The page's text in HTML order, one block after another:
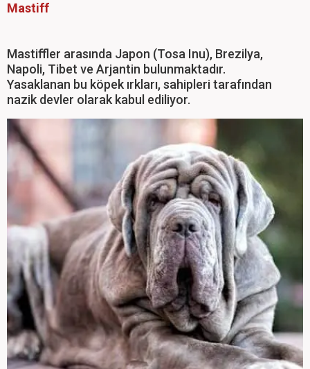
Mastiff
Mastiffler arasında Japon (Tosa Inu), Brezilya,
Napoli, Tibet ve Arjantin bulunmaktadır.
Yasaklanan bu köpek ırkları, sahipleri tarafından
nazik devler olarak kabul ediliyor.